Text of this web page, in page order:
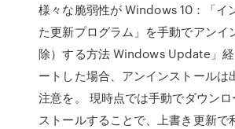
様々な脆弱性が Windows 10：「イ
た更新プログラム」を手動でアンイ
除）する方法 Windows Update」
ートした場合、アンインストールは
注意を。 現時点では手動でダウン
ストールすることで、上書き更新で